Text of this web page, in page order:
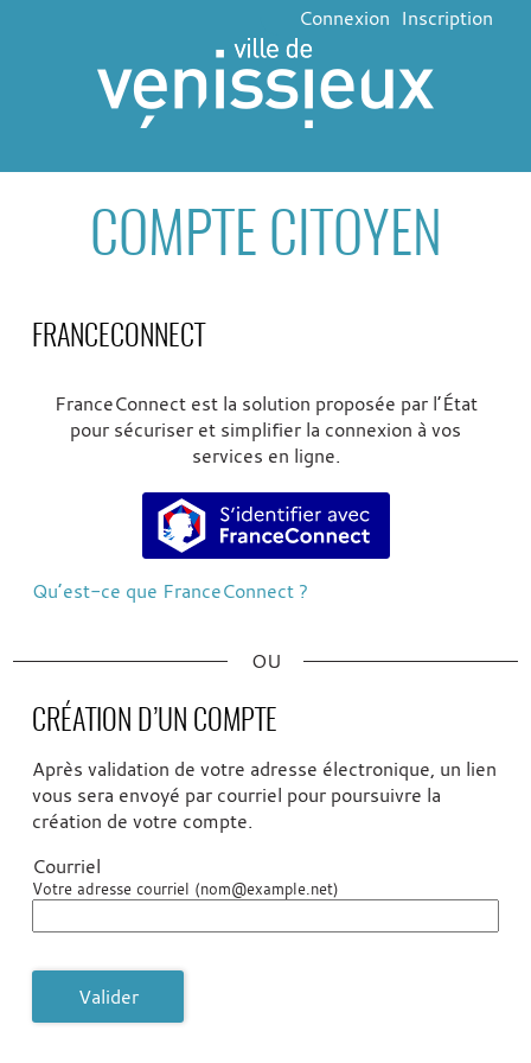
COMPTE CITOYEN
Connexion Inscription
FRANCECONNECT
FranceConnect est la solution proposée par l’État
pour sécuriser et simplifier la connexion à vos
services en ligne.
S’identifier avec
Qu’est-ce que FranceConnect ?
CRÉATION D’UN COMPTE
Après validation de votre adresse électronique, un lien
vous sera envoyé par courriel pour poursuivre la
création de votre compte.
Courriel
Votre adresse courriel (nom@example.net)
Valider